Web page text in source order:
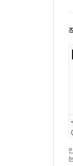
세
그리
10
사
장